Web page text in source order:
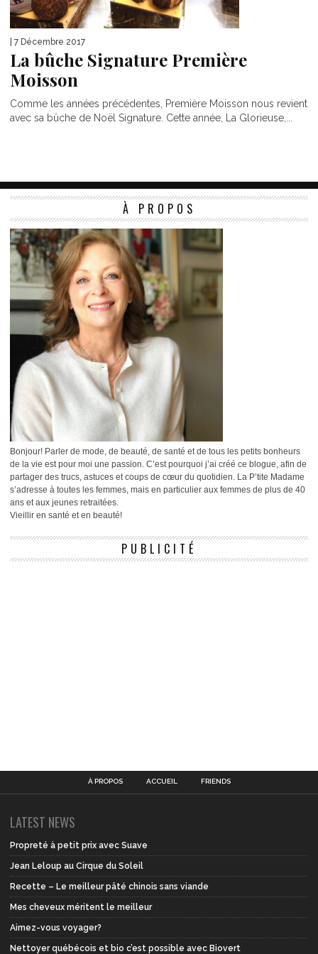
| 7 Décembre 2017
La bûche Signature Première
Moisson
Comme les années précédentes, Première Moisson nous revient
avec sa bûche de Noël Signature. Cette année, La Glorieuse,...
À PROPOS
Bonjour! Parler de mode, de beauté, de santé et de tous les petits bonheurs
de la vie est pour moi une passion. C’est pourquoi j’ai créé ce blogue, afin de
partager des trucs, astuces et coups de cœur du quotidien. La P’tite Madame
s’adresse à toutes les femmes, mais en particulier aux femmes de plus de 40
ans et aux jeunes retraitées.
Vieillir en santé et en beauté!
PUBLICITÉ
À PROPOS ACCUEIL FRIENDS
LATEST NEWS
Propreté à petit prix avec Suave
Jean Leloup au Cirque du Soleil
Recette – Le meilleur pâté chinois sans viande
Mes cheveux méritent le meilleur
Aimez-vous voyager?
Nettoyer québécois et bio c’est possible avec Biovert